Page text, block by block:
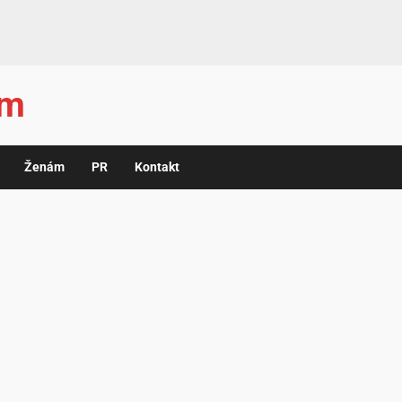
Ženám PR Kontakt